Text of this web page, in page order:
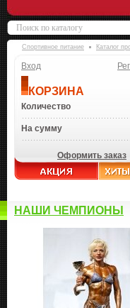
Спортивное питание Каталог
Вход
КОРЗИНА
Количество
На сумму
Оформить заказ
НАШИ ЧЕМПИОНЫ